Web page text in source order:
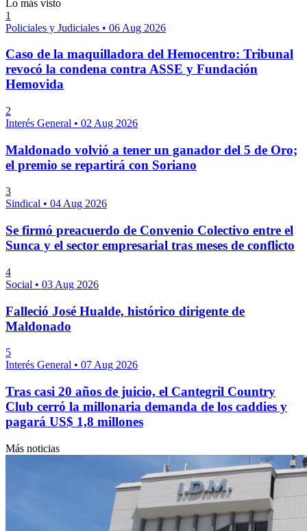
Lo más visto
1
Policiales y Judiciales • 06 Aug 2026
Caso de la maquilladora del Hemocentro: Tribunal
revocó la condena contra ASSE y Fundación
Hemovida
2
Interés General • 02 Aug 2026
Maldonado volvió a tener un ganador del 5 de Oro;
el premio se repartirá con Soriano
3
Sindical • 04 Aug 2026
Se firmó preacuerdo de Convenio Colectivo entre el
Sunca y el sector empresarial tras meses de conflicto
4
Social • 03 Aug 2026
Falleció José Hualde, histórico dirigente de
Maldonado
5
Interés General • 07 Aug 2026
Tras casi 20 años de juicio, el Cantegril Country
Club cerró la millonaria demanda de los caddies y
pagará US$ 1,8 millones
Más noticias